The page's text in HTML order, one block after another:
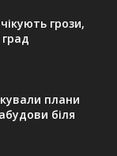
грози,
плани
біля